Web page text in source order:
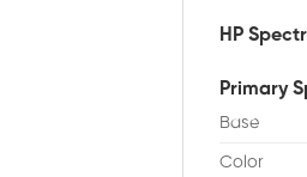
HP
Primary
Base
Color